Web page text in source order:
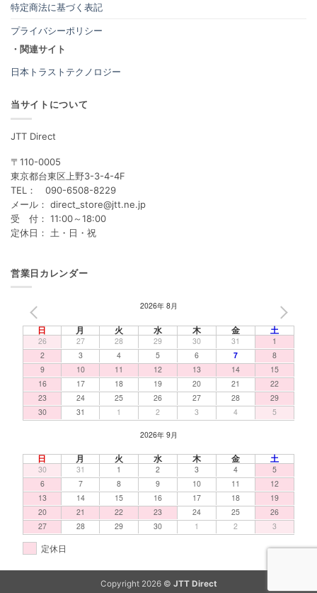
特定商法に基づく表記
プライバシーポリシー
・関連サイト
日本トラストテクノロジー
当サイトについて
JTT Direct
〒110-0005
東京都台東区上野3-3-4-4F
TEL： 090-6508-8229
メール： direct_store@jtt.ne.jp
受 付： 11:00～18:00
定休日： 土・日・祝
営業日カレンダー
2026年 8月
日 月 火 水 木 金 土
26 27 28 29 30 31
1
2
3 4 5 6 7
8
9
10 11 12 13 14
15
16
17 18 19 20 21
22
23
24 25 26 27 28
29
30
31 1 2 3 4 5
2026年 9月
日 月 火 水 木 金 土
30 31 1 2 3 4
5
6
7 8 9 10 11
12
13
14 15 16 17 18
19
20
21 22 23 24 25
26
27
28 29 30 1 2 3
定休日
Copyright 2026 © JTT Direct